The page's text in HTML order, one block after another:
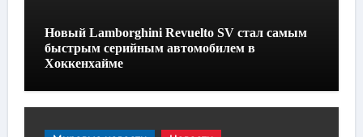
Новый Lamborghini Revuelto SV стал самым
быстрым серийным автомобилем в
Хоккенхайме